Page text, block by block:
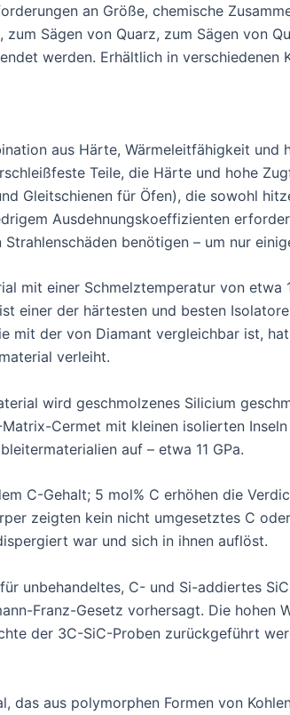
an Größe, chemische
Sägen von Quarz, zum Sägen von
werden. Erhältlich in
aus Härte, Wärmeleitfähigkeit und
Teile, die Härte und hohe
Gleitschienen für Öfen), die sowohl
Ausdehnungskoeffizienten
benötigen – um nur
mit einer Schmelztemperatur von etwa
einer der härtesten und besten
mit der von Diamant vergleichbar ist,
verleiht.
wird geschmolzenes Silicium
Cermet mit kleinen isolierten
auf – etwa 11 GPa.
C-Gehalt; 5 mol% C erhöhen die
zeigten kein nicht umgesetztes C
war und sich in ihnen auflöst.
unbehandeltes, C- und Si-addiertes
Franz-Gesetz vorhersagt. Die hohen
der 3C-SiC-Proben zurückgeführt
das aus polymorphen Formen von